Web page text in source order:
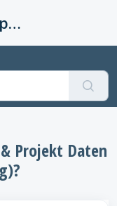
MeinHandwerker-App Info-Kiste
Projekt Daten